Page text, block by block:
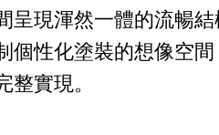
呈現渾然一體的流暢
個性化塗裝的想像空
整實現。